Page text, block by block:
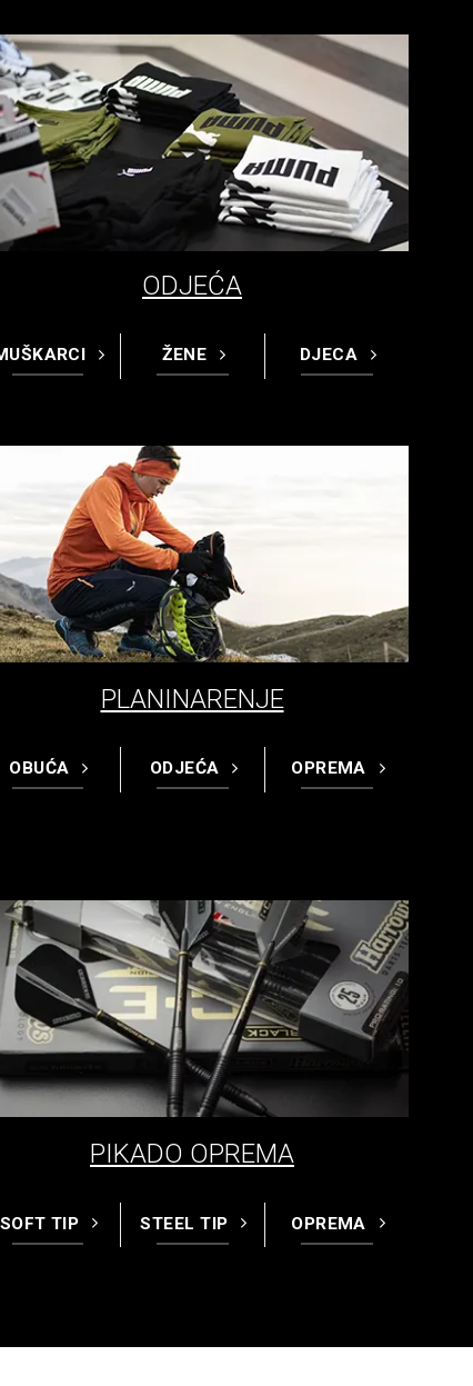
ODJEĆA
ŽENE DJECA
PLANINARENJE
OBUĆA ODJEĆA OPREMA
PIKADO OPREMA
SOFT TIP STEEL TIP OPREMA